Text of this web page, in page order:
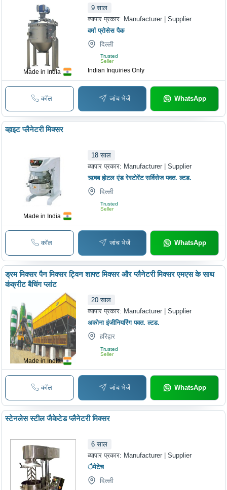
Made in India
9 साल
व्यापार प्रकार: Manufacturer | Supplier
वर्मा प्रोसेस पैक
दिल्ली
Trusted
Seller
Indian Inquiries Only
कॉल जांच भेजें WhatsApp
Made in India
व्हाइट प्लैनेटरी मिक्सर
18 साल
व्यापार प्रकार: Manufacturer | Supplier
ऋषब होटल एंड रेस्टोरेंट सर्विसेज पवत. ल्टड.
दिल्ली
Trusted
Seller
कॉल जांच भेजें WhatsApp
Made in India
ड्रम मिक्सर पैन मिक्सर ट्विन शाफ्ट मिक्सर और प्लैनेटरी मिक्सर एमएस के साथ
कंक्रीट बैचिंग प्लांट
20 साल
व्यापार प्रकार: Manufacturer | Supplier
अकोना इंजीनियरिंग पवत. ल्टड.
हरिद्वार
Trusted
Seller
कॉल जांच भेजें WhatsApp
स्टेनलेस स्टील जैकेटेड प्लैनेटरी मिक्सर
6 साल
व्यापार प्रकार: Manufacturer | Supplier
ैमेटेच
दिल्ली